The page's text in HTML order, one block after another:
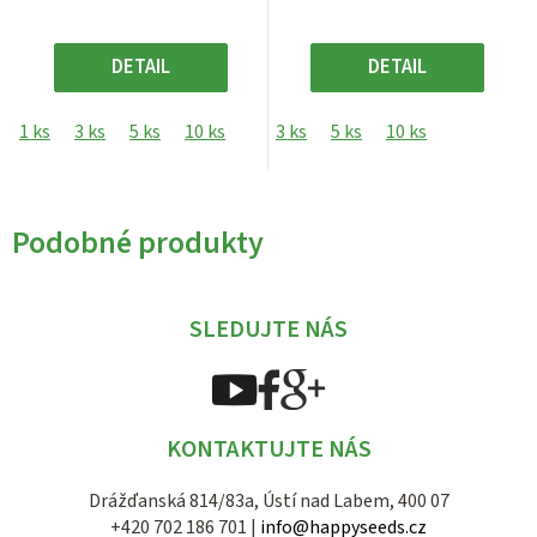
DETAIL
1 ks 3 ks 5 ks 10 ks
DETAIL
3 ks 5 ks 10 ks
Podobné produkty
SLEDUJTE NÁS
KONTAKTUJTE NÁS
Drážďanská 814/83a, Ústí nad Labem, 400 07
+420 702 186 701 | info@happyseeds.cz